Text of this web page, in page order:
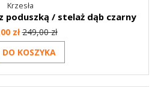
Krzesła
poduszką / stelaż dąb czarny
zł249,00 zł
DO KOSZYKA